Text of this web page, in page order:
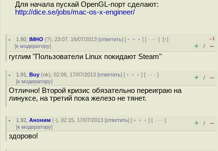
Для начала пускай OpenGL-порт сделают:
http://dice.se/jobs/mac-os-x-engineer/
1.80 ,IMHO (?), 23:07, 16/07/2013 [ответить] [ ﹢﹢﹢] [ · · ·][↑]
[к модератору]
–1
+ / –
гуглим "Пользователи Linux покидают Steam"
1.91 ,Buy (ok), 02:06, 17/07/2013 [ответить] [ ﹢﹢﹢] [ · · ·]
[к модератору] + / –
Отлично! Второй кризис обязательно переиграю на
линуксе, на третий пока железо не тянет.
1.92 ,Аноним (-), 02:15, 17/07/2013 [ответить] [ ﹢﹢﹢] [ · · ·]
[к модератору] + / –
здорово!